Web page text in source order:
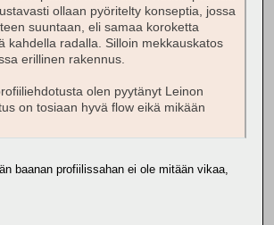
ollaan pyöritelty konseptia, jossa
suuntaan, eli samaa koroketta
kahdella radalla. Silloin mekkauskatos
erillinen rakennus.
olen pyytänyt Leinon
on tosiaan hyvä flow eikä mikään
baanan profiilissahan ei ole mitään vikaa,